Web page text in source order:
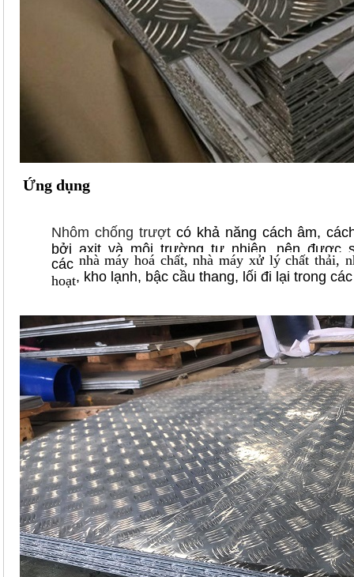
​Ứng dụng
Nhôm chống trượtcó khả năng cách âm,
bởi axit và môi trường tự nhiên, nên được
các nhà máy hoá chất, nhà máy xử lý chất thải,
hoạt, kho lạnh, bậc cầu thang, lối đi lại trong